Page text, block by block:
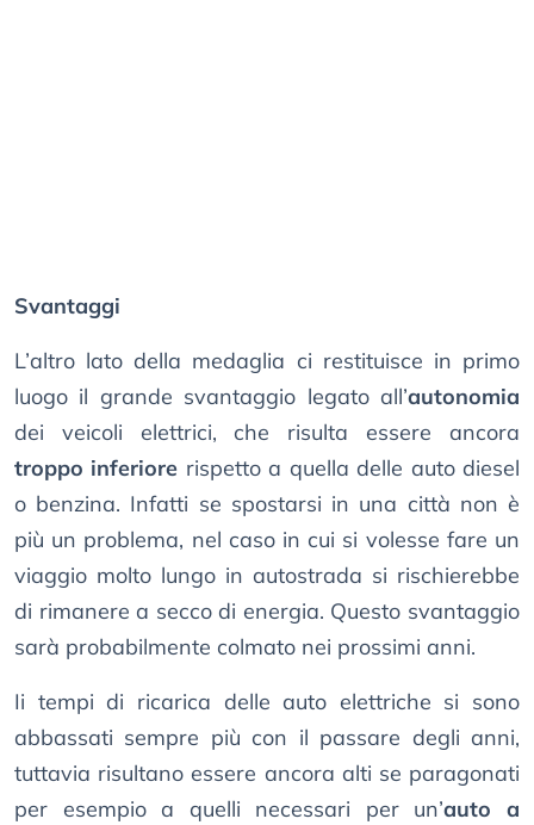
Svantaggi
L’altro lato della medaglia ci restituisce in primo
luogo il grande svantaggio legato all’autonomia
dei veicoli elettrici, che risulta essere ancora
troppo inferiore rispetto a quella delle auto diesel
o benzina. Infatti se spostarsi in una città non è
più un problema, nel caso in cui si volesse fare un
viaggio molto lungo in autostrada si rischierebbe
di rimanere a secco di energia. Questo svantaggio
sarà probabilmente colmato nei prossimi anni.
Ii tempi di ricarica delle auto elettriche si sono
abbassati sempre più con il passare degli anni,
tuttavia risultano essere ancora alti se paragonati
per esempio a quelli necessari per un’auto a